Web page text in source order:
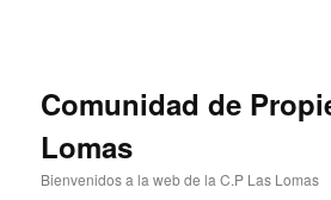
Comunidad de
Lomas
Bienvenidos a la web de la C.P Las Lomas